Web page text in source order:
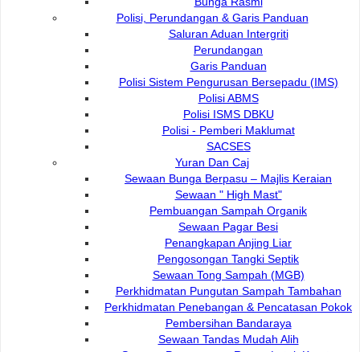
Polisi, Perundangan & Garis Panduan
Saluran Aduan Intergriti
Perundangan
Garis Panduan
Polisi Sistem Pengurusan Bersepadu (IMS)
Polisi ABMS
Polisi ISMS DBKU
Polisi - Pemberi Maklumat
SACSES
Yuran Dan Caj
Sewaan Bunga Berpasu – Majlis Keraian
Sewaan " High Mast"
Pembuangan Sampah Organik
Sewaan Pagar Besi
Penangkapan Anjing Liar
Pengosongan Tangki Septik
Sewaan Tong Sampah (MGB)
Perkhidmatan Pungutan Sampah Tambahan
Perkhidmatan Penebangan & Pencatasan Pokok
Pembersihan Bandaraya
Sewaan Tandas Mudah Alih
Hubungi Kami :
DEWAN BANDARAYA
KUCHING UTARA
93050 Kuching Sarawak
Pautan Popular:
e-Submission
e-Tender
e-ServiceKu
OPAC
Paybills
Mobile SMS
Plan Registration
Enquiry
Talikhidmat